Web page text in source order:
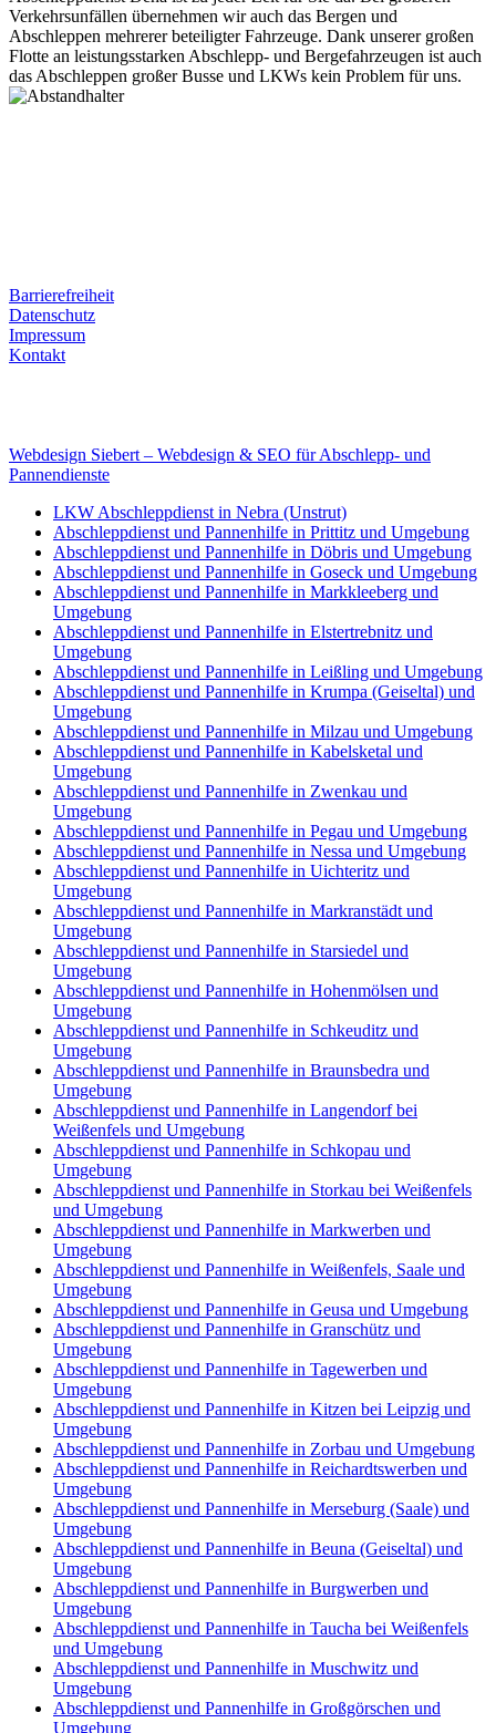
Verkehrsunfällen übernehmen wir auch das Bergen und
Abschleppen mehrerer beteiligter Fahrzeuge. Dank unserer großen
Flotte an leistungsstarken Abschlepp- und Bergefahrzeugen ist auch
das Abschleppen großer Busse und LKWs kein Problem für uns.
Barrierefreiheit
Datenschutz
Impressum
Kontakt
Webdesign Siebert – Webdesign & SEO für Abschlepp- und
Pannendienste
LKW Abschleppdienst in Nebra (Unstrut)
Abschleppdienst und Pannenhilfe in Prittitz und Umgebung
Abschleppdienst und Pannenhilfe in Döbris und Umgebung
Abschleppdienst und Pannenhilfe in Goseck und Umgebung
Abschleppdienst und Pannenhilfe in Markkleeberg und
Umgebung
Abschleppdienst und Pannenhilfe in Elstertrebnitz und
Umgebung
Abschleppdienst und Pannenhilfe in Leißling und Umgebung
Abschleppdienst und Pannenhilfe in Krumpa (Geiseltal) und
Umgebung
Abschleppdienst und Pannenhilfe in Milzau und Umgebung
Abschleppdienst und Pannenhilfe in Kabelsketal und
Umgebung
Abschleppdienst und Pannenhilfe in Zwenkau und
Umgebung
Abschleppdienst und Pannenhilfe in Pegau und Umgebung
Abschleppdienst und Pannenhilfe in Nessa und Umgebung
Abschleppdienst und Pannenhilfe in Uichteritz und
Umgebung
Abschleppdienst und Pannenhilfe in Markranstädt und
Umgebung
Abschleppdienst und Pannenhilfe in Starsiedel und
Umgebung
Abschleppdienst und Pannenhilfe in Hohenmölsen und
Umgebung
Abschleppdienst und Pannenhilfe in Schkeuditz und
Umgebung
Abschleppdienst und Pannenhilfe in Braunsbedra und
Umgebung
Abschleppdienst und Pannenhilfe in Langendorf bei
Weißenfels und Umgebung
Abschleppdienst und Pannenhilfe in Schkopau und
Umgebung
Abschleppdienst und Pannenhilfe in Storkau bei Weißenfels
und Umgebung
Abschleppdienst und Pannenhilfe in Markwerben und
Umgebung
Abschleppdienst und Pannenhilfe in Weißenfels, Saale und
Umgebung
Abschleppdienst und Pannenhilfe in Geusa und Umgebung
Abschleppdienst und Pannenhilfe in Granschütz und
Umgebung
Abschleppdienst und Pannenhilfe in Tagewerben und
Umgebung
Abschleppdienst und Pannenhilfe in Kitzen bei Leipzig und
Umgebung
Abschleppdienst und Pannenhilfe in Zorbau und Umgebung
Abschleppdienst und Pannenhilfe in Reichardtswerben und
Umgebung
Abschleppdienst und Pannenhilfe in Merseburg (Saale) und
Umgebung
Abschleppdienst und Pannenhilfe in Beuna (Geiseltal) und
Umgebung
Abschleppdienst und Pannenhilfe in Burgwerben und
Umgebung
Abschleppdienst und Pannenhilfe in Taucha bei Weißenfels
und Umgebung
Abschleppdienst und Pannenhilfe in Muschwitz und
Umgebung
Abschleppdienst und Pannenhilfe in Großgörschen und
Umgebung